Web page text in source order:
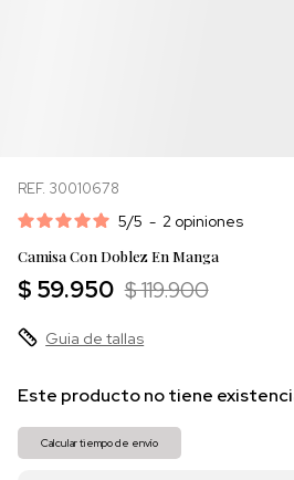
REF. 30010678
5/5 - 2 opiniones
Camisa Con Doblez En Manga
$ 59.950 $ 119.900
Guia de tallas
Este producto no tiene
Calcular tiempo de envío